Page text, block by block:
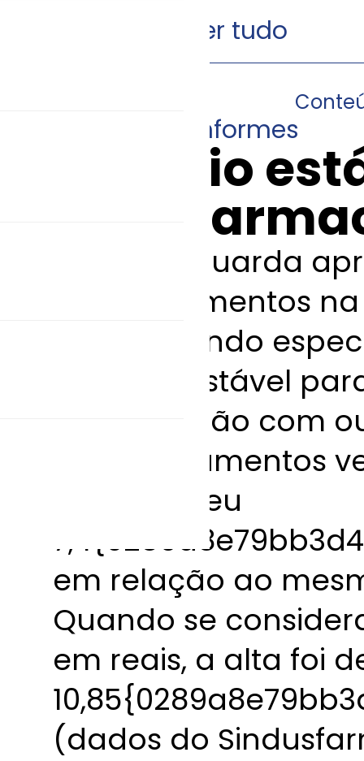
Informes
Cenário
setor
O Brasil aguarda
desdobramentos
mas, segundo
ser mais estável
comparação com
de medicamentos
2015 cresceu
em relação ao
Quando se
em reais, a alta foi
(dados do